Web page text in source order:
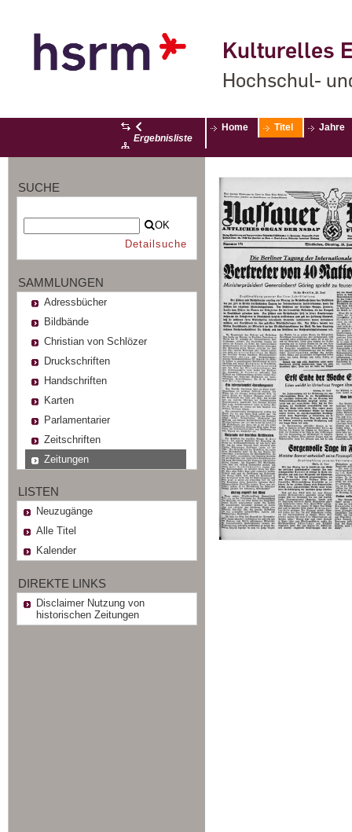
Kulturelles
Hochschul-
Ergebnisliste
Home Titel Jahre
SUCHE
OK
Detailsuche
SAMMLUNGEN
Adressbücher
Bildbände
Christian von Schlözer
Druckschriften
Handschriften
Karten
Parlamentarier
Zeitschriften
Zeitungen
LISTEN
Neuzugänge
Alle Titel
Kalender
DIREKTE LINKS
Disclaimer Nutzung von
historischen Zeitungen